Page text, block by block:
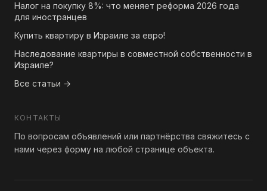
Налог на покупку 8%: что меняет реформа 2026 года
для иностранцев
Купить квартиру в Израиле за евро!
Наследование квартиры в совместной собственности в
Израиле?
Все статьи →
КОНТАКТЫ
По вопросам объявлений или партнёрства свяжитесь с
нами через форму на любой странице объекта.